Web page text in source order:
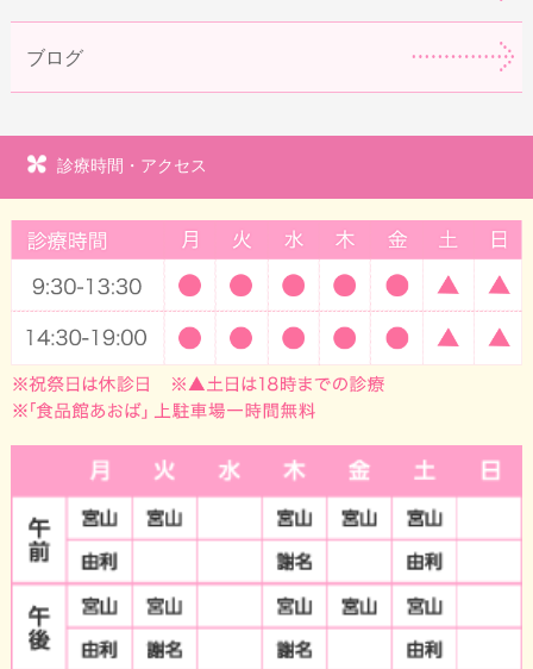
ブログ
診療時間・アクセス